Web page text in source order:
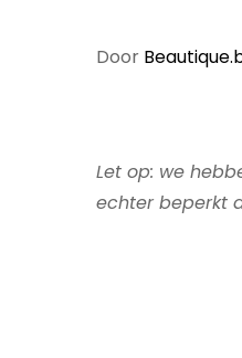
Door
Let op: we
echter beperkt